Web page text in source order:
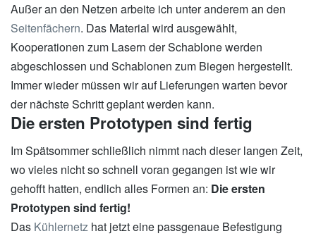
Außer an den Netzen arbeite ich unter anderem an den
Seitenfächern. Das Material wird ausgewählt,
Kooperationen zum Lasern der Schablone werden
abgeschlossen und Schablonen zum Biegen hergestellt.
Immer wieder müssen wir auf Lieferungen warten bevor
der nächste Schritt geplant werden kann.
Die ersten Prototypen sind fertig
Im Spätsommer schließlich nimmt nach dieser langen Zeit,
wo vieles nicht so schnell voran gegangen ist wie wir
gehofft hatten, endlich alles Formen an: Die ersten
Prototypen sind fertig!
Das Kühlernetz hat jetzt eine passgenaue Befestigung